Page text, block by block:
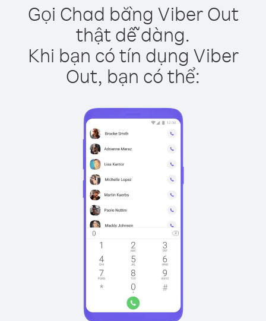
Gọi Chad bằng Viber Out
thật dễ dàng.
Khi bạn có tín dụng Viber
Out, bạn có thể: